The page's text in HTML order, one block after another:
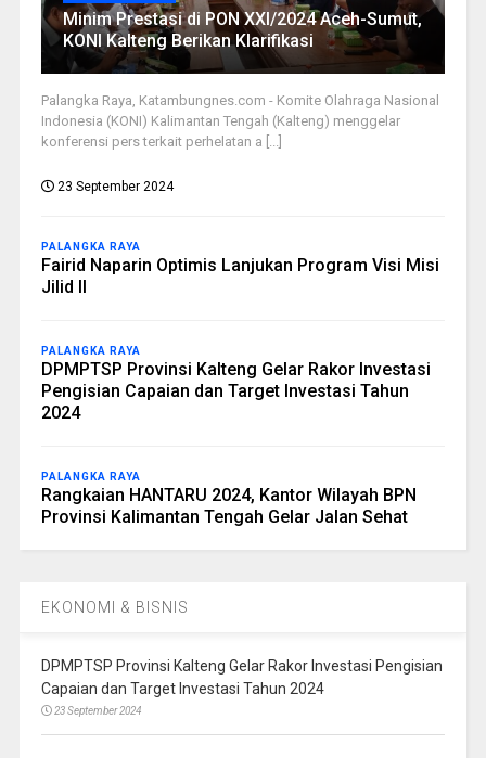
Minim Prestasi di PON XXI/2024 Aceh-Sumut,
KONI Kalteng Berikan Klarifikasi
Palangka Raya, Katambungnes.com - Komite Olahraga Nasional
Indonesia (KONI) Kalimantan Tengah (Kalteng) menggelar
konferensi pers terkait perhelatan a [...]
23 September 2024
PALANGKA RAYA
Fairid Naparin Optimis Lanjukan Program Visi Misi
Jilid II
PALANGKA RAYA
DPMPTSP Provinsi Kalteng Gelar Rakor Investasi
Pengisian Capaian dan Target Investasi Tahun
2024
PALANGKA RAYA
Rangkaian HANTARU 2024, Kantor Wilayah BPN
Provinsi Kalimantan Tengah Gelar Jalan Sehat
EKONOMI & BISNIS
DPMPTSP Provinsi Kalteng Gelar Rakor Investasi Pengisian
Capaian dan Target Investasi Tahun 2024
23 September 2024